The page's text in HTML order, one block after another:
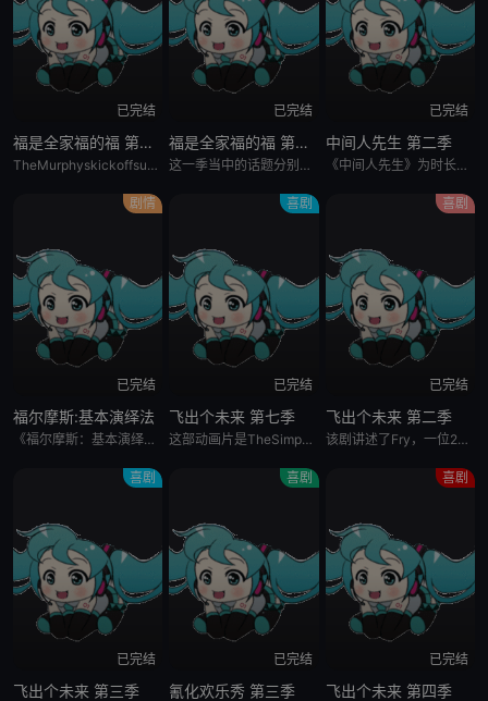
已完结
福是全家福的福 第三季
TheMurphyskickoffsummerwithatriptothetownMemorialDayparade,wherebottled-upfrustrationsandfearsaboutt
已完结
福是全家福的福 第二季
这一季当中的话题分别由性别歧视，性取向探索，职场欺凌，家庭主妇纠结，婚姻痛苦，青少年成长，中产阶级挣扎，等等组成，很多观众表示，看这个剧是对婚姻和家庭最大的恐惧。Fisforfamily是美国越南战争
已完结
中间人先生 第二季
《中间人先生》为时长半小时的影集，启发自2005年澳洲电影《TheMagician》，由该电影编导暨主演史考特雷恩（ScottRyan）主创，聚焦身兼多重身分的雷休史密斯（RayShoesmith，电
剧情
已完结
福尔摩斯:基本演绎法
《福尔摩斯：基本演绎法》由CBS出品，根据《福尔摩斯》系列改编，地点从19世纪大英帝国国势鼎盛的时期搬到了21世纪繁华热闹的美国纽约。故事里的SherlockHolmes（约翰尼·李·米勒JonnyL
喜剧
已完结
飞出个未来 第七季
这部动画片是TheSimpsons的制作班底制作的。PhillipFry是一个纽约市的25岁的比萨饼快递员，他的生活就是每天四处奔波。1999年的12月21日他偶然的被冰冻了起来，当他醒过来时已是10
喜剧
已完结
飞出个未来 第二季
该剧讲述了Fry，一位20世纪的年轻人在30世纪的冒险经历。PhillipFry是一个纽约市的25岁的比萨饼快递员，他的生活就是每天四处奔波，1999年12月21日他偶然的被冰冻了起来,当他醒过来时已
喜剧
已完结
飞出个未来 第三季
喜剧
已完结
氰化欢乐秀 第三季
喜剧
已完结
飞出个未来 第四季